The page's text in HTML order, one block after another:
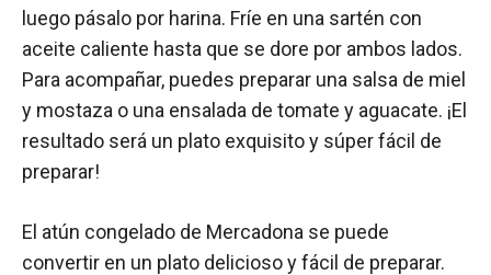
luego pásalo por harina. Fríe en una sartén con
aceite caliente hasta que se dore por ambos lados.
Para acompañar, puedes preparar una salsa de miel
y mostaza o una ensalada de tomate y aguacate. ¡El
resultado será un plato exquisito y súper fácil de
preparar!
El atún congelado de Mercadona se puede
convertir en un plato delicioso y fácil de preparar.